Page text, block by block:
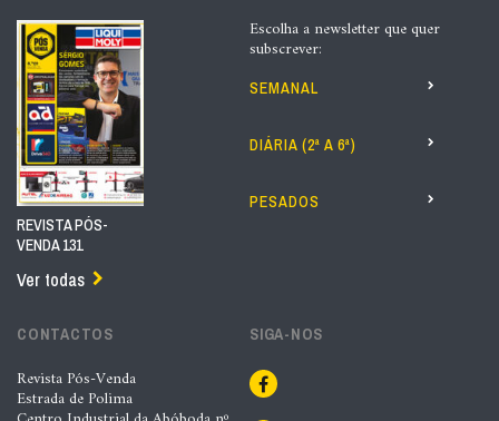
REVISTA PÓS-
VENDA 131
Ver todas
Escolha a newsletter que quer
subscrever:
SEMANAL
DIÁRIA (2ª A 6ª)
PESADOS
CONTACTOS
Revista Pós-Venda
Estrada de Polima
SIGA-NOS